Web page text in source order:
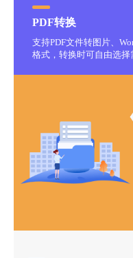
PDF转换
支持PDF文件转图片、
格式，转换时可自由选